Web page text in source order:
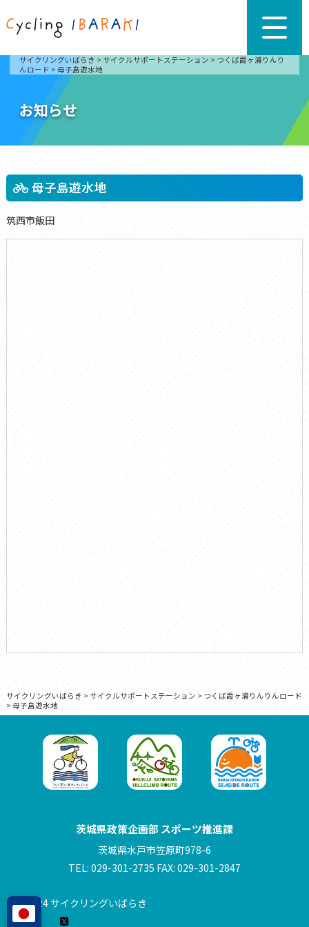
サイクリングいばらき > サイクルサポートステーション > つくば霞ヶ浦りんり
んロード > 母子島遊水地
お知らせ
母子島遊水地
筑西市飯田
サイクリングいばらき > サイクルサポートステーション > つくば霞ヶ浦りんりんロード
> 母子島遊水地
茨城県政策企画部 スポーツ推進課
茨城県水戸市笠原町978-6
TEL: 029-301-2735 FAX: 029-301-2847
© 2024 サイクリングいばらき